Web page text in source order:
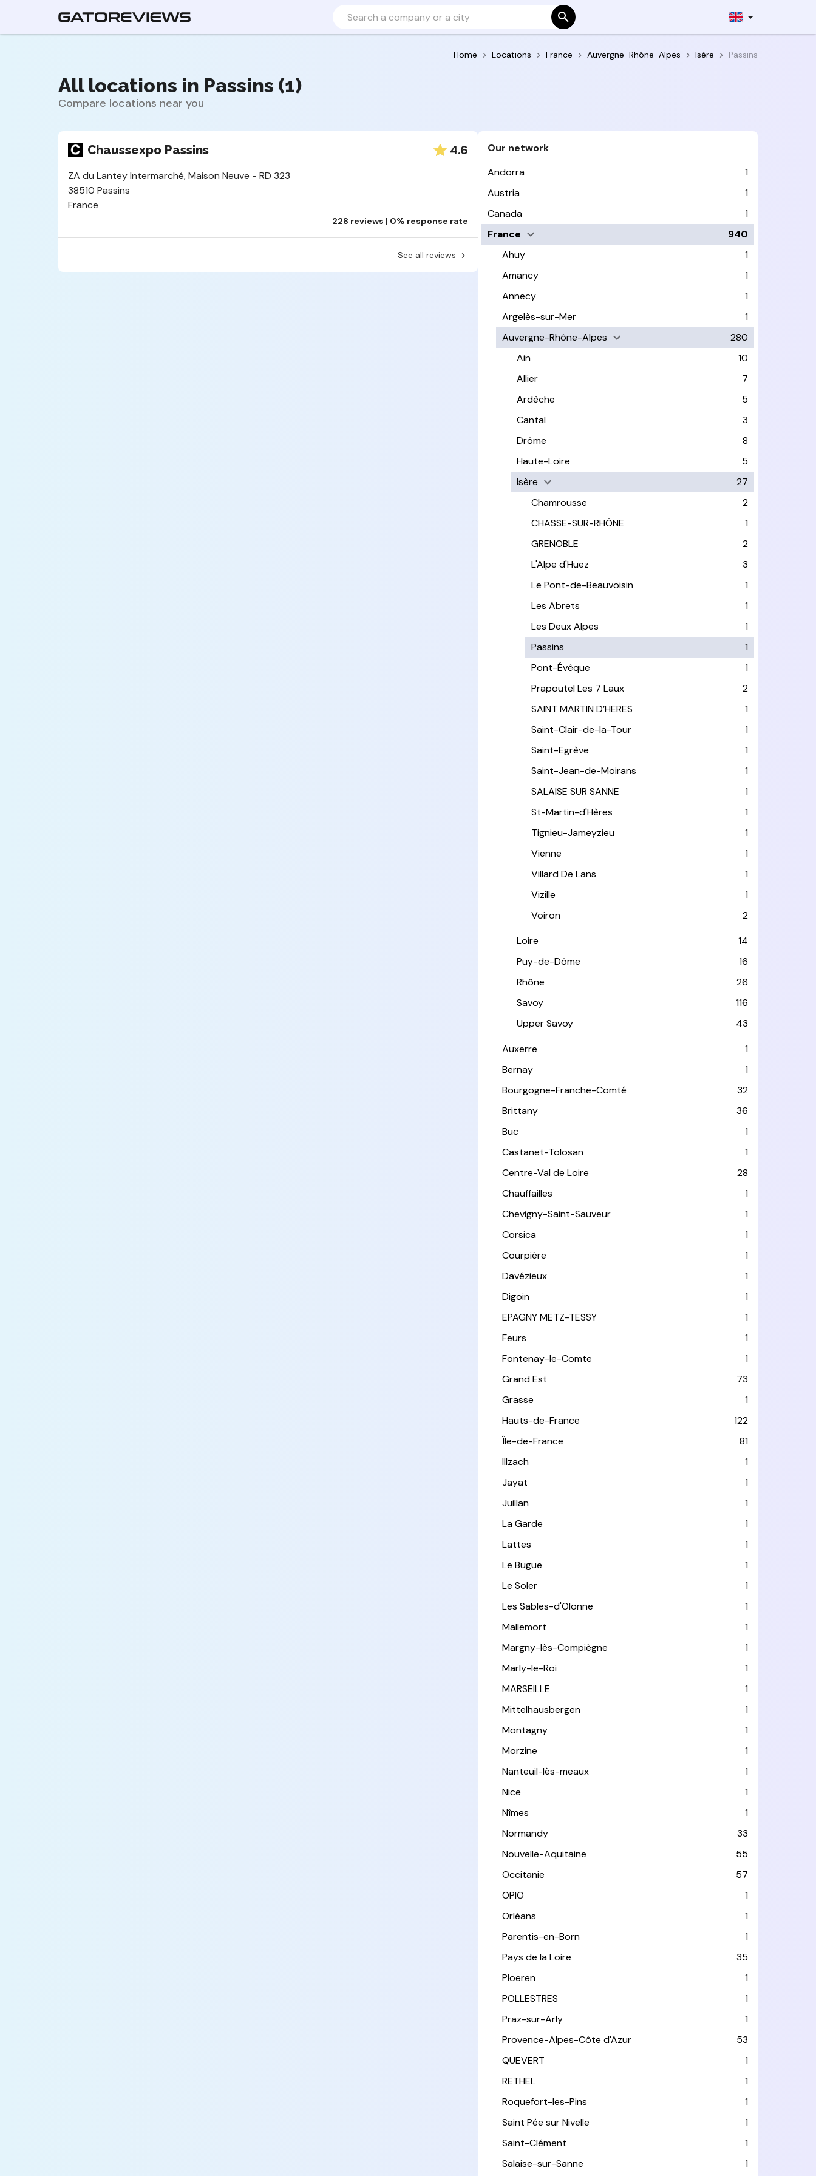
Home Locations France Auvergne-Rhône-Alpes Isère Passins
All locations in Passins (1)
Compare locations near you
Chaussexpo Passins 4.6
ZA du Lantey Intermarché, Maison Neuve - RD 323
38510 Passins
France
228 reviews | 0% response rate
See all reviews
Our network
Andorra
1
Austria
1
Canada
1
France
940
Ahuy
1
Amancy
1
Annecy
1
Argelès-sur-Mer
1
Auvergne-Rhône-Alpes
280
Ain
10
Allier
7
Ardèche
5
Cantal
3
Drôme
8
Haute-Loire
5
Isère
27
Chamrousse
2
CHASSE-SUR-RHÔNE
1
GRENOBLE
2
L'Alpe d'Huez
3
Le Pont-de-Beauvoisin
1
Les Abrets
1
Les Deux Alpes
1
Passins
1
Pont-Évêque
1
Prapoutel Les 7 Laux
2
SAINT MARTIN D’HERES
1
Saint-Clair-de-la-Tour
1
Saint-Egrève
1
Saint-Jean-de-Moirans
1
SALAISE SUR SANNE
1
St-Martin-d'Hères
1
Tignieu-Jameyzieu
1
Vienne
1
Villard De Lans
1
Vizille
1
Voiron
2
Loire
14
Puy-de-Dôme
16
Rhône
26
Savoy
116
Upper Savoy
43
Auxerre
1
Bernay
1
Bourgogne-Franche-Comté
32
Brittany
36
Buc
1
Castanet-Tolosan
1
Centre-Val de Loire
28
Chauffailles
1
Chevigny-Saint-Sauveur
1
Corsica
1
Courpière
1
Davézieux
1
Digoin
1
EPAGNY METZ-TESSY
1
Feurs
1
Fontenay-le-Comte
1
Grand Est
73
Grasse
1
Hauts-de-France
122
Île-de-France
81
Illzach
1
Jayat
1
Juillan
1
La Garde
1
Lattes
1
Le Bugue
1
Le Soler
1
Les Sables-d'Olonne
1
Mallemort
1
Margny-lès-Compiègne
1
Marly-le-Roi
1
MARSEILLE
1
Mittelhausbergen
1
Montagny
1
Morzine
1
Nanteuil-lès-meaux
1
Nice
1
Nîmes
1
Normandy
33
Nouvelle-Aquitaine
55
Occitanie
57
OPIO
1
Orléans
1
Parentis-en-Born
1
Pays de la Loire
35
Ploeren
1
POLLESTRES
1
Praz-sur-Arly
1
Provence-Alpes-Côte d'Azur
53
QUEVERT
1
RETHEL
1
Roquefort-les-Pins
1
Saint Pée sur Nivelle
1
Saint-Clément
1
Salaise-sur-Sanne
1